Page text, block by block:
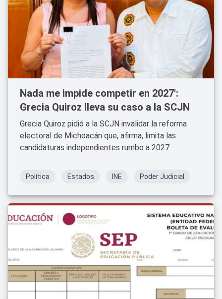
Nada me impide competir en 2027':
Grecia Quiroz lleva su caso a la SCJN
Grecia Quiroz pidió a la SCJN invalidar la reforma
electoral de Michoacán que, afirma, limita las
candidaturas independientes rumbo a 2027.
Política Estados INE Poder Judicial